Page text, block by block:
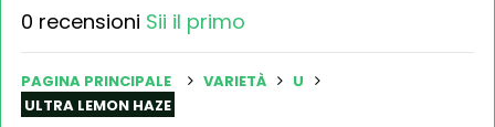
0 recensioni Sii il primo
PAGINA PRINCIPALE VARIETÀ
U
ULTRA LEMON HAZE